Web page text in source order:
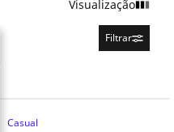
Visualização
Filtrar
Casual